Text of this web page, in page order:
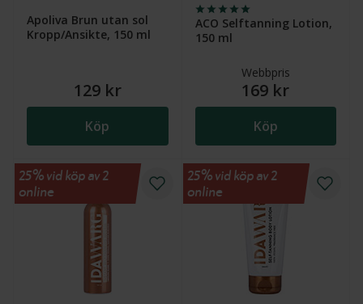
Apoliva Brun utan sol
Kropp/Ansikte, 150 ml
129 kr
Köp
ACO Selftanning Lotion,
150 ml
Webbpris
169 kr
Köp
25% vid köp av 2
online
25% vid köp av 2
online